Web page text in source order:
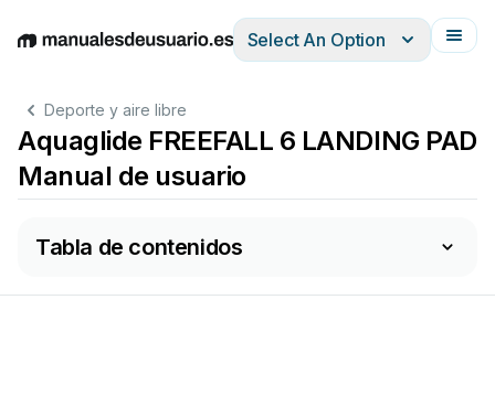
EnglishDeutschEspañolItalianoFrançais
Select An Option
Deporte y aire libre
Aquaglide FREEFALL 6 LANDING PAD
Manual de usuario
Tabla de contenidos